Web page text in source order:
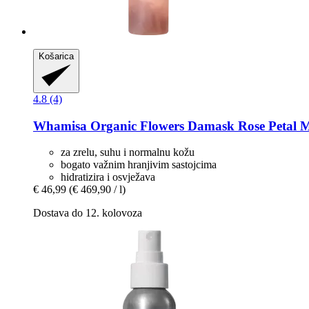
Košarica
4.8 (4)
Whamisa Organic Flowers Damask Rose Petal
za zrelu, suhu i normalnu kožu
bogato važnim hranjivim sastojcima
hidratizira i osvježava
€ 46,99 (€ 469,90 / l)
Dostava do 12. kolovoza